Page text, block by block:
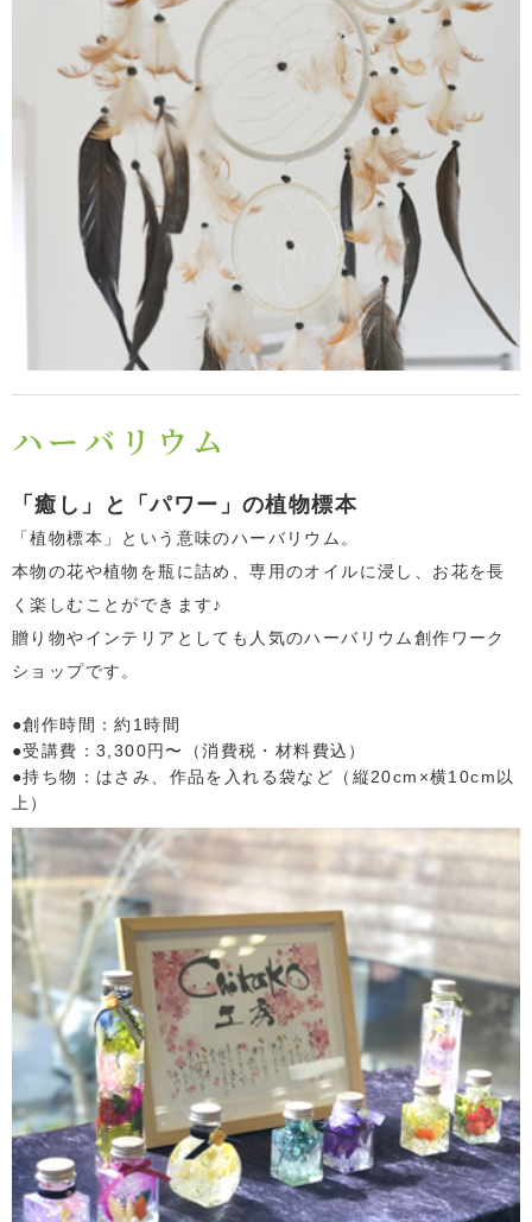
ハーバリウム
「癒し」と「パワー」の植物標本
「植物標本」という意味のハーバリウム。
本物の花や植物を瓶に詰め、専用のオイルに浸し、お花を長
く楽しむことができます♪
贈り物やインテリアとしても人気のハーバリウム創作ワーク
ショップです。
●創作時間：約1時間
●受講費：3,300円〜（消費税・材料費込）
●持ち物：はさみ、作品を入れる袋など（縦20cm×横10cm以
上）